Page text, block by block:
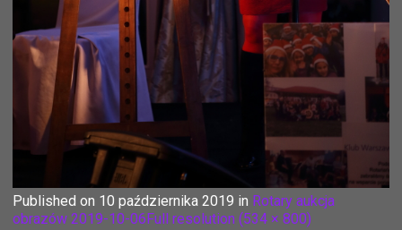
Published on 10 października 2019 in Rotary aukcja
obrazów 2019-10-06 Full resolution (534 × 800)